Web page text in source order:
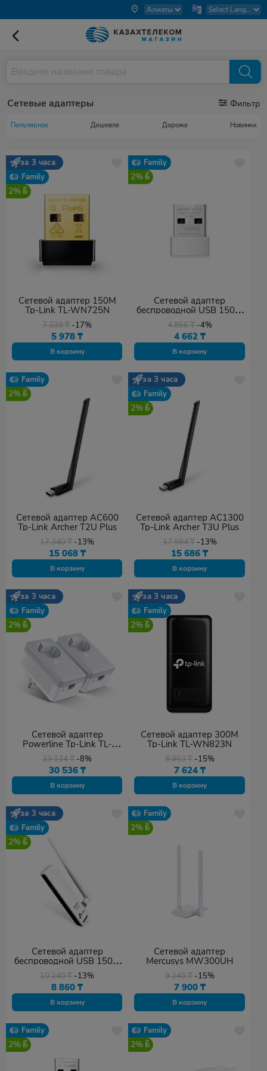
Сетевые адаптеры Фильтр
Популярное Дешевле Дороже Новинки
за 3 часа
Family
2%
Сетевой адаптер 150M
Tp-Link TL-WN725N
7 238₸ -17%
5 978₸
В корзину
Family
2%
Сетевой адаптер
беспроводной USB 150M
Mercusys MW150US
4 856₸ -4%
4 662 ₸
В корзину
Family
2%
Сетевой адаптер AC600
Tp-Link Archer T2U Plus
17 340₸ -13%
15 068 ₸
В корзину
за 3 часа
Family
2%
Сетевой адаптер AC1300
Tp-Link Archer T3U Plus
17 984₸ -13%
15 686₸
В корзину
за 3 часа
Family
2%
Сетевой адаптер
Powerline Tp-Link TL-
PA4010P KIT
33 124₸ -8%
30 536 ₸
В корзину
за 3 часа
Family
2%
Сетевой адаптер 300M
Tp-Link TL-WN823N
8 953₸ -15%
7 624 ₸
В корзину
за 3 часа
Family
2%
Сетевой адаптер
беспроводной USB 150M
Tp-Link TL-WN722N
10 240₸ -13%
8 860₸
В корзину
Family
2%
Сетевой адаптер
Mercusys MW300UH
9 240₸ -15%
7 900 ₸
В корзину
Family
2%
Family
2%